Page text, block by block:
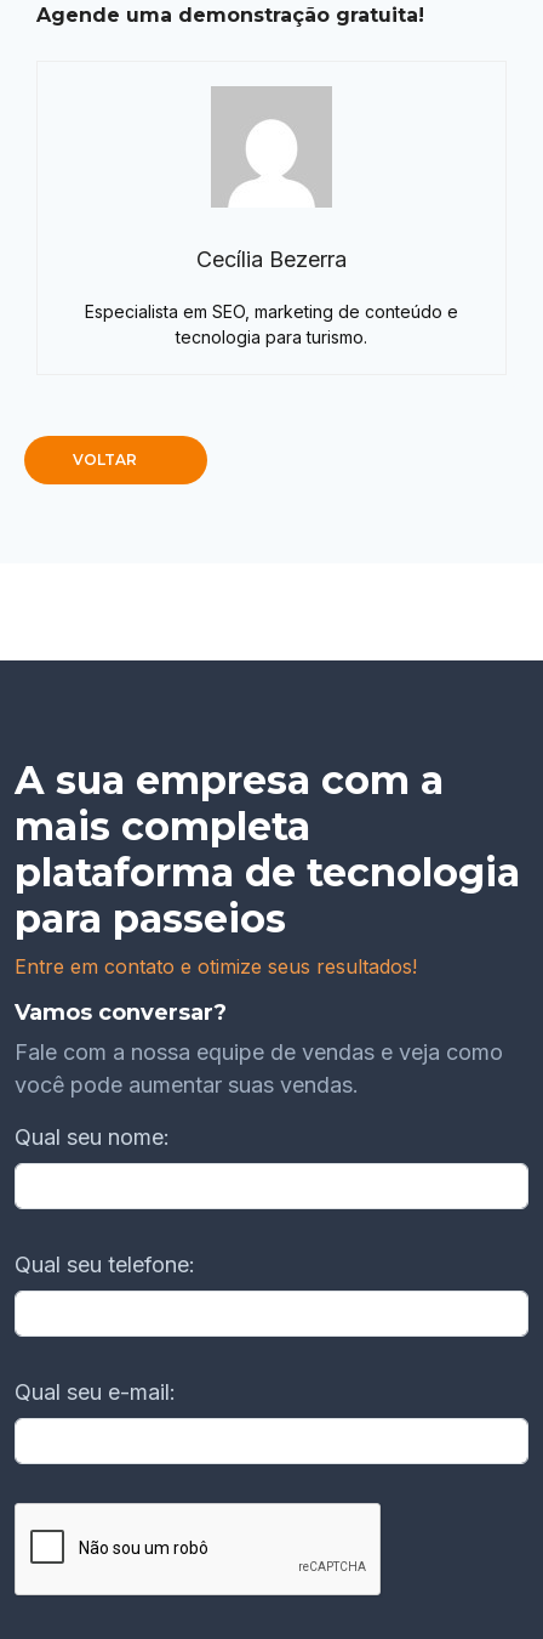
Agende uma demonstração gratuita!
Cecília Bezerra
Especialista em SEO, marketing de conteúdo e
tecnologia para turismo.
VOLTAR
A sua empresa com a
mais completa
plataforma de tecnologia
para passeios
Entre em contato e otimize seus resultados!
Vamos conversar?
Fale com a nossa equipe de vendas e veja como
você pode aumentar suas vendas.
Qual seu nome:
Qual seu telefone:
Qual seu e-mail: